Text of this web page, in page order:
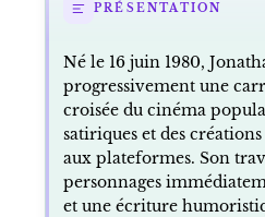
PRÉSENTATION
Né le 16 juin 1980,
progressivement une
croisée du cinéma
satiriques et des
aux plateformes. Son
personnages
et une écriture